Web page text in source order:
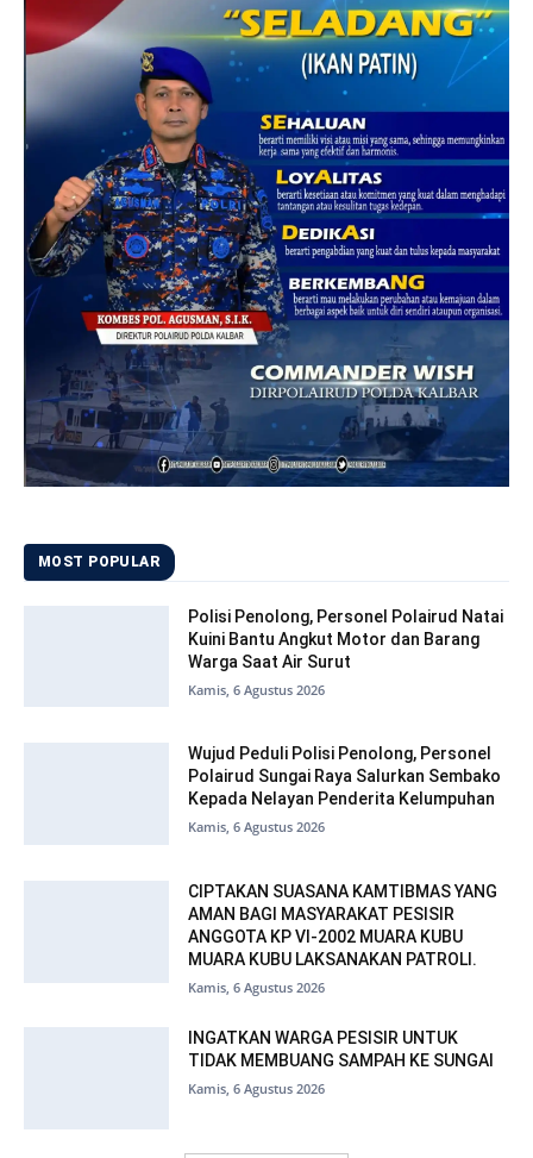
MOST POPULAR
Polisi Penolong, Personel Polairud Natai
Kuini Bantu Angkut Motor dan Barang
Warga Saat Air Surut
Kamis, 6 Agustus 2026
Wujud Peduli Polisi Penolong, Personel
Polairud Sungai Raya Salurkan Sembako
Kepada Nelayan Penderita Kelumpuhan
Kamis, 6 Agustus 2026
CIPTAKAN SUASANA KAMTIBMAS YANG
AMAN BAGI MASYARAKAT PESISIR
ANGGOTA KP VI-2002 MUARA KUBU
MUARA KUBU LAKSANAKAN PATROLI.
Kamis, 6 Agustus 2026
INGATKAN WARGA PESISIR UNTUK
TIDAK MEMBUANG SAMPAH KE SUNGAI
Kamis, 6 Agustus 2026